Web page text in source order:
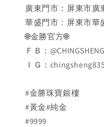
廣東門市：屏東市廣
華盛門市：屏東市華
🌐金勝官方🌐
ＦＢ：
ＩＧ：
#金勝珠寶銀樓
#黃金#純金
#9999